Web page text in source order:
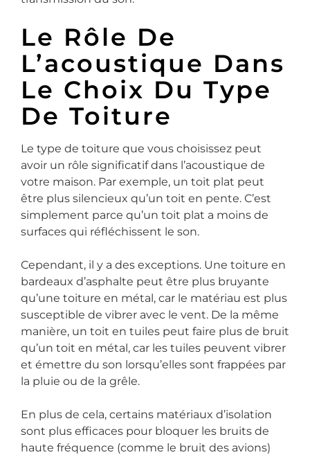
Le Rôle De
L’acoustique Dans
Le Choix Du Type
De Toiture
Le type de toiture que vous choisissez peut
avoir un rôle significatif dans l’acoustique de
votre maison. Par exemple, un toit plat peut
être plus silencieux qu’un toit en pente. C’est
simplement parce qu’un toit plat a moins de
surfaces qui réfléchissent le son.
Cependant, il y a des exceptions. Une toiture en
bardeaux d’asphalte peut être plus bruyante
qu’une toiture en métal, car le matériau est plus
susceptible de vibrer avec le vent. De la même
manière, un toit en tuiles peut faire plus de bruit
qu’un toit en métal, car les tuiles peuvent vibrer
et émettre du son lorsqu’elles sont frappées par
la pluie ou de la grêle.
En plus de cela, certains matériaux d’isolation
sont plus efficaces pour bloquer les bruits de
haute fréquence (comme le bruit des avions)